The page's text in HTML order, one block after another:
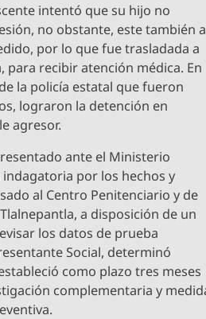
intentó que su hijo no
no obstante, este también
por lo que fue trasladada a
para recibir atención médica. En
la policía estatal que fueron
lograron la detención en
agresor.
ante el Ministerio
por los hechos y
al Centro Penitenciario y de
a disposición de un
los datos de prueba
Social, determinó
como plazo tres meses
complementaria y